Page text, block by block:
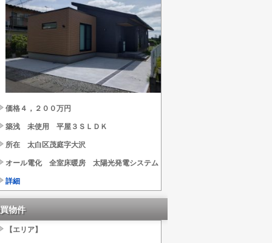
価格４，２００万円
築浅 未使用 平屋３ＳＬＤＫ
所在 太白区茂庭字大沢
オール電化 全室床暖房 太陽光発電システム
詳細
物件
【エリア】